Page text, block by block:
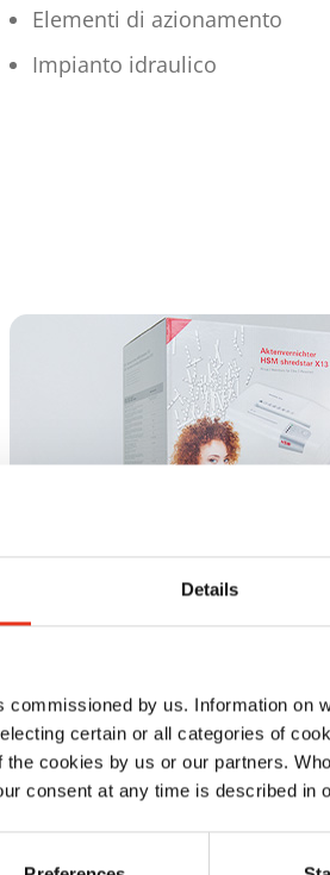
Details
by us. Information on
certain or all categories of
the cookies by us or our partners.
consent at any time is described in
Elementi di azionamento
Impianto idraulico
stampa
Materiale da imballaggio:
ondulato, polistirolo